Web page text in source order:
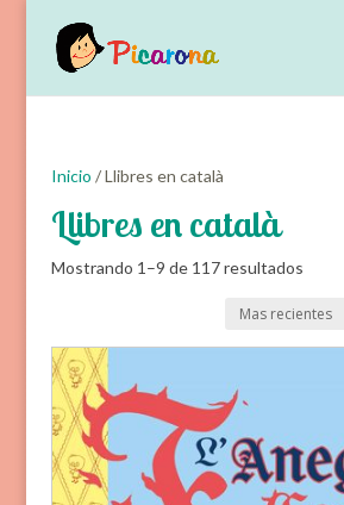
Inicio / Llibres en català
Llibres en català
Mostrando 1–9 de 117 resultados
los